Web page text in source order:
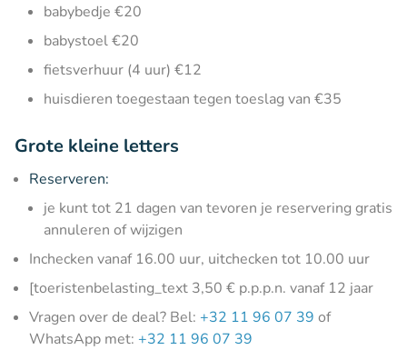
babybedje €20
babystoel €20
fietsverhuur (4 uur) €12
huisdieren toegestaan tegen toeslag van €35
Grote kleine letters
Reserveren:
je kunt tot 21 dagen van tevoren je reservering gratis
annuleren of wijzigen
Inchecken vanaf 16.00 uur, uitchecken tot 10.00 uur
[toeristenbelasting_text 3,50 € p.p.p.n. vanaf 12 jaar
Vragen over de deal? Bel: +32 11 96 07 39 of
WhatsApp met: +32 11 96 07 39